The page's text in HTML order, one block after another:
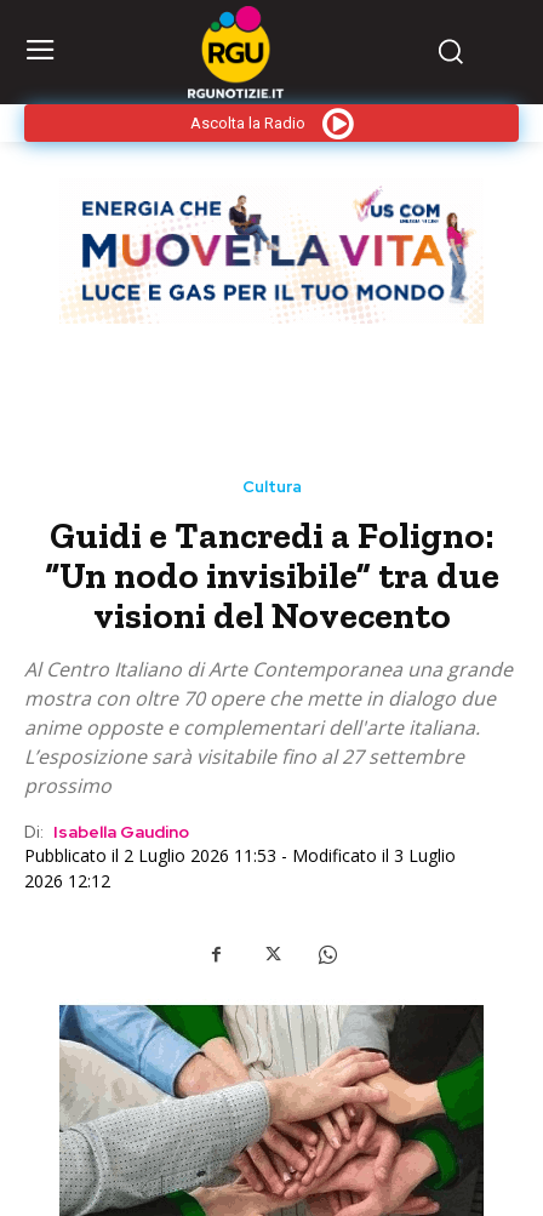
Ascolta la Radio
Cultura
Guidi e Tancredi a Foligno:
“Un nodo invisibile” tra due
visioni del Novecento
Al Centro Italiano di Arte Contemporanea una grande
mostra con oltre 70 opere che mette in dialogo due
anime opposte e complementari dell'arte italiana.
L’esposizione sarà visitabile fino al 27 settembre
prossimo
Di: Isabella Gaudino
Pubblicato il 2 Luglio 2026 11:53 - Modificato il 3 Luglio
2026 12:12